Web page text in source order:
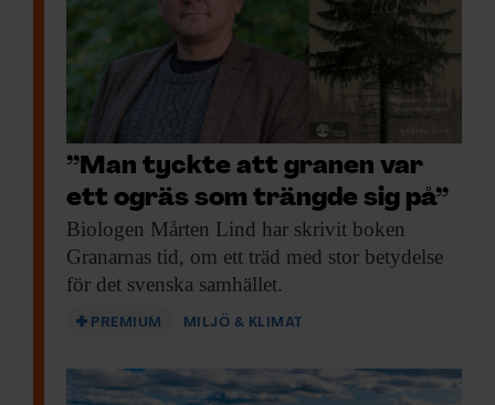
”Man tyckte att granen var
ett ogräs som trängde sig på”
Biologen Mårten Lind har skrivit boken
Granarnas tid, om ett träd med stor betydelse
för det svenska samhället.
PREMIUM MILJÖ & KLIMAT